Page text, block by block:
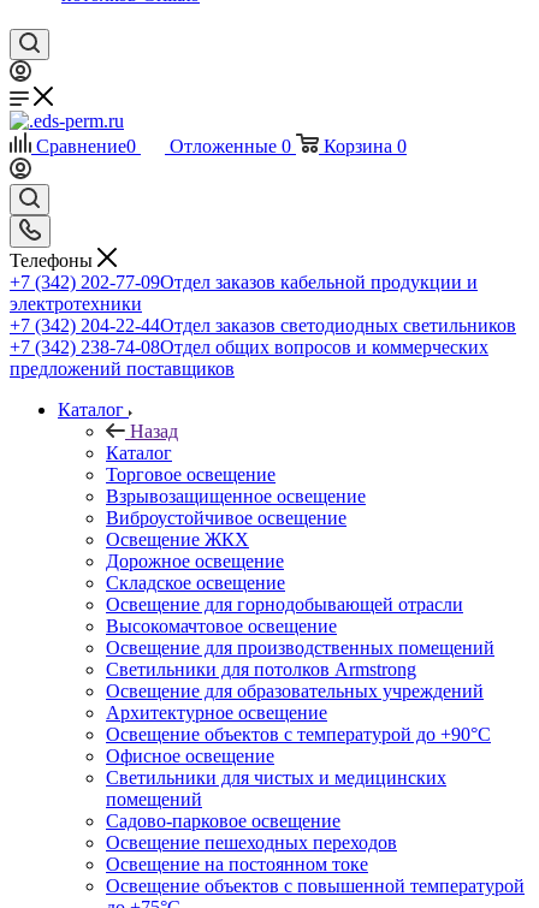
Сравнение0 Отложенные 0 Корзина 0
Телефоны
+7 (342) 202-77-09Отдел заказов кабельной продукции и
электротехники
+7 (342) 204-22-44Отдел заказов светодиодных светильников
+7 (342) 238-74-08Отдел общих вопросов и коммерческих
предложений поставщиков
Каталог
Назад
Каталог
Торговое освещение
Взрывозащищенное освещение
Виброустойчивое освещение
Освещение ЖКХ
Дорожное освещение
Складское освещение
Освещение для горнодобывающей отрасли
Высокомачтовое освещение
Освещение для производственных помещений
Светильники для потолков Armstrong
Освещение для образовательных учреждений
Архитектурное освещение
Освещение объектов с температурой до +90°С
Офисное освещение
Светильники для чистых и медицинских
помещений
Садово-парковое освещение
Освещение пешеходных переходов
Освещение на постоянном токе
Освещение объектов с повышенной температурой